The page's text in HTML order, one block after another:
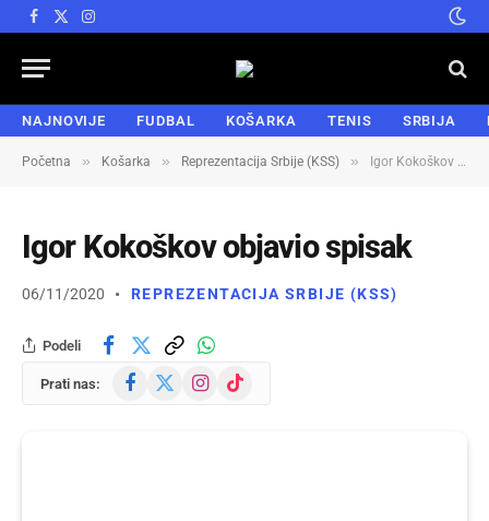
Facebook
X
Instagram
NAJNOVIJE FUDBAL KOŠARKA TENIS SRBIJA
Početna » Košarka » Reprezentacija Srbije (KSS) » Igor Kokoškov objavio spisak
Igor Kokoškov objavio spisak
06/11/2020 REPREZENTACIJA SRBIJE (KSS)
Podeli
Prati nas: Facebook Instagram
TikTok